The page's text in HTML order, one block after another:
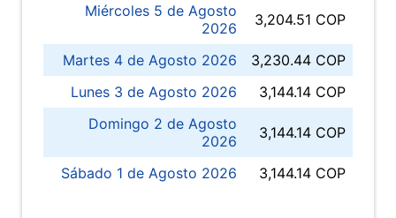
Miércoles 5 de Agosto
2026
3,204.51 COP
Martes 4 de Agosto 2026
3,230.44 COP
Lunes 3 de Agosto 2026
3,144.14 COP
Domingo 2 de Agosto
2026
3,144.14 COP
Sábado 1 de Agosto 2026 3,144.14 COP